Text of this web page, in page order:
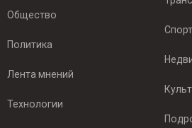
Общество
Политика
Лента мнений
Технологии
Спорт